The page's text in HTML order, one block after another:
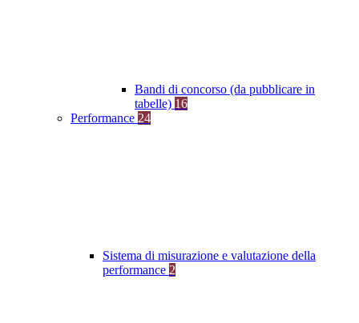
Bandi di concorso (da pubblicare in
tabelle) 16
Performance 24
Sistema di misurazione e valutazione della
performance 2